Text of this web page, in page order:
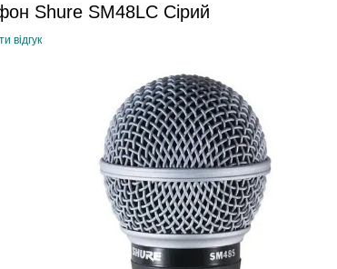
Shure SM48LC Сірий
відгук